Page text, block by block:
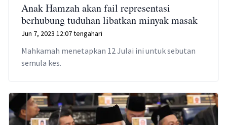
Anak Hamzah akan fail representasi
berhubung tuduhan libatkan minyak masak
Jun 7, 2023 12:07 tengahari
Mahkamah menetapkan 12 Julai ini untuk sebutan
semula kes.